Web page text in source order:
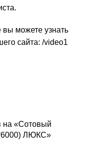
можете узнать
сайта: /video1
на «Сотовый
ЛЮКС»